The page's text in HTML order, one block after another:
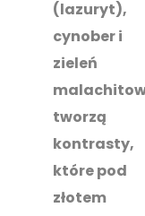
(lazuryt),
cynober i
zieleń
tworzą
kontrasty,
które pod
złotem